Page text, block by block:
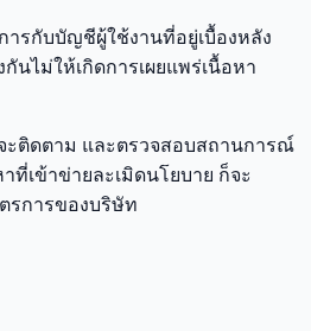
ารกับบัญชีผู้ใช้งานที่อยู่เบื้องหลัง
นไม่ให้เกิดการเผยแพร่เนื้อหา
ะติดตาม และตรวจสอบสถานการณ์
ที่เข้าข่ายละเมิดนโยบาย ก็จะ
รการของบริษัท